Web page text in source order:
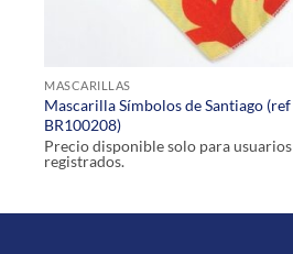
MASCARILLAS
Mascarilla Símbolos de Santiago (ref
BR100208)
Precio disponible solo para usuarios
registrados.